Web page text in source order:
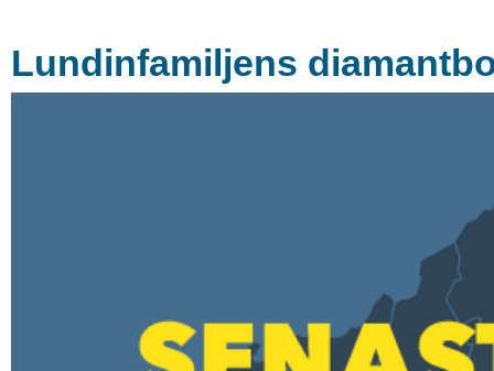
Lundinfamiljens